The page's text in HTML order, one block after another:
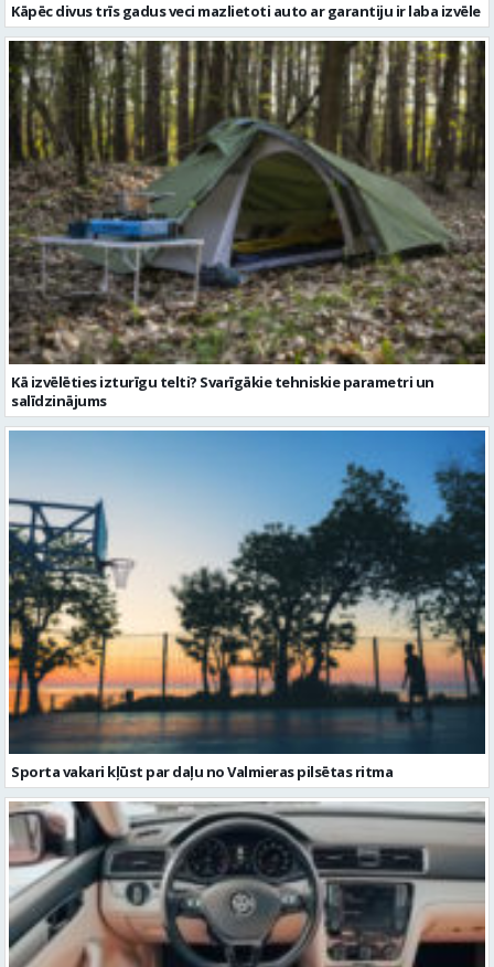
Kāpēc divus trīs gadus veci mazlietoti auto ar garantiju ir laba izvēle
Kā izvēlēties izturīgu telti? Svarīgākie tehniskie parametri un
salīdzinājums
Sporta vakari kļūst par daļu no Valmieras pilsētas ritma